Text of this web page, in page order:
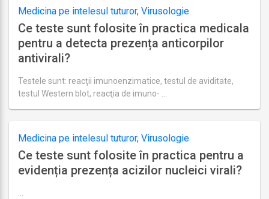
2018
Medicina pe intelesul tuturor, Virusologie
Ce teste sunt folosite în practica medicala
pentru a detecta prezența anticorpilor
antivirali?
Testele sunt: reacţii imunoenzimatice, testul de aviditate,
testul Western blot, reacţia de imuno- …
2018
Medicina pe intelesul tuturor, Virusologie
Ce teste sunt folosite în practica pentru a
evidenția prezența acizilor nucleici virali?